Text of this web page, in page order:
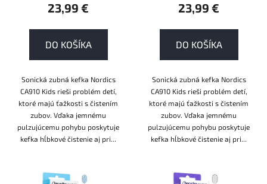
23,99 €
DO KOŠÍKA
Sonická zubná kefka Nordics
CA910 Kids rieši problém detí,
ktoré majú ťažkosti s čistením
zubov. Vďaka jemnému
pulzujúcemu pohybu poskytuje
kefka hĺbkové čistenie aj pri...
23,99 €
DO KOŠÍKA
Sonická zubná kefka Nordics
CA910 Kids rieši problém detí,
ktoré majú ťažkosti s čistením
zubov. Vďaka jemnému
pulzujúcemu pohybu poskytuje
kefka hĺbkové čistenie aj pri...